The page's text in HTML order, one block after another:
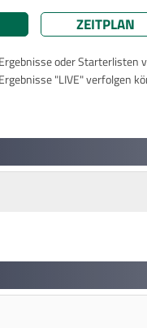
ZEITPLAN
oder
"LIVE" verfolgen